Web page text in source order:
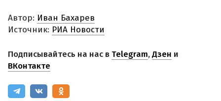
Автор: Иван Бахарев
Источник: РИА Новости
Подписывайтесь на нас в Telegram,Дзен и
ВКонтакте